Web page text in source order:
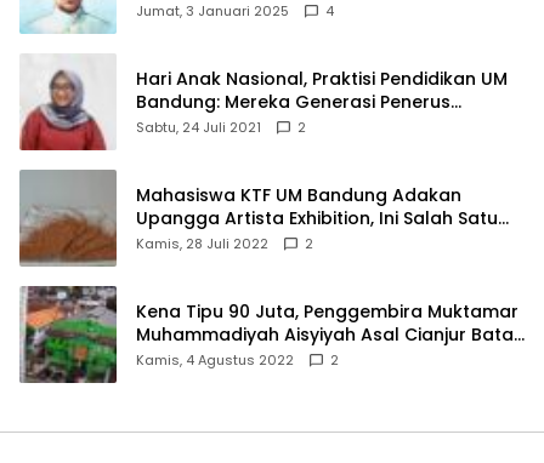
Jumat, 3 Januari 2025 4
Hari Anak Nasional, Praktisi Pendidikan UM
Bandung: Mereka Generasi Penerus
Bangsa
Sabtu, 24 Juli 2021 2
Mahasiswa KTF UM Bandung Adakan
Upangga Artista Exhibition, Ini Salah Satu
Karyanya
Kamis, 28 Juli 2022 2
Kena Tipu 90 Juta, Penggembira Muktamar
Muhammadiyah Aisyiyah Asal Cianjur Batal
ke Solo
Kamis, 4 Agustus 2022 2